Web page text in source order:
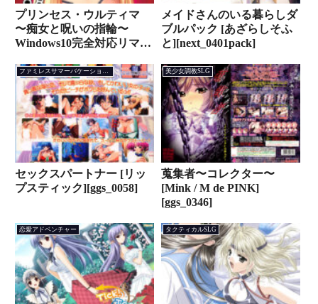
プリンセス・ウルティマ
〜痴女と呪いの指輪〜
Windows10完全対応リマス
[ggs_1176]
メイドさんのいる暮らしダ
ブルパック [あざらしそふ
と][next_0401pack]
セックスパートナー [リッ
プスティック][ggs_0058]
美少女調教SLG
蒐集者〜コレクター〜
[Mink / M de PINK]
[ggs_0346]
恋愛アドベンチャー タクティカルSLG